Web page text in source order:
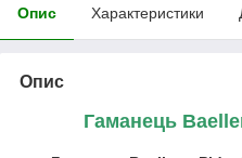
Опис Характеристики
Опис
Гаманець